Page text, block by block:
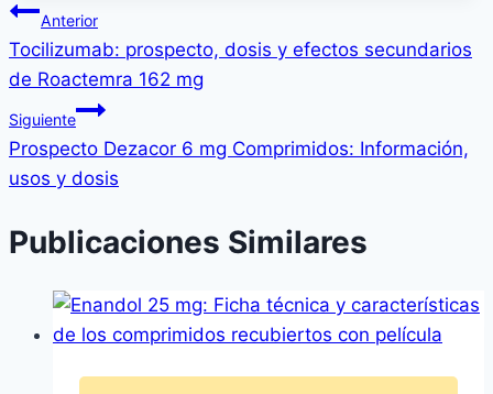
Navegación
de
entradas
Anterior
Tocilizumab: prospecto, dosis y efectos secundarios
de Roactemra 162 mg
Siguiente
Prospecto Dezacor 6 mg Comprimidos: Información,
usos y dosis
Publicaciones Similares